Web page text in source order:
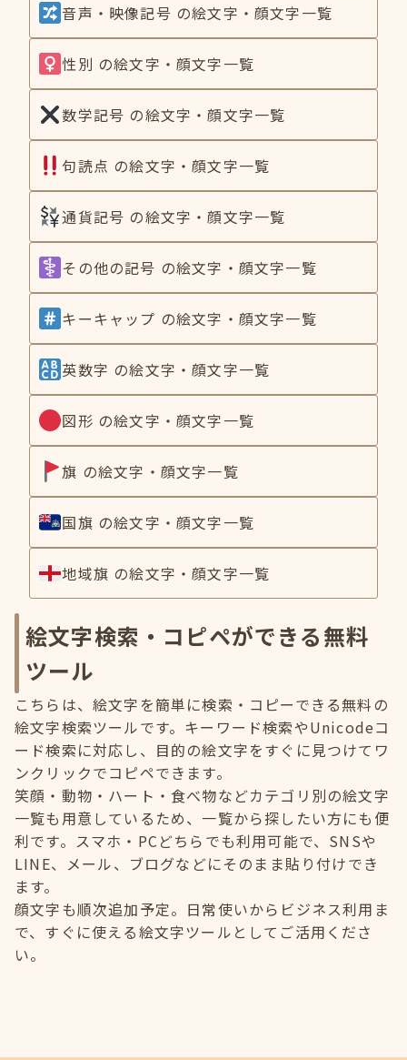
音声・映像記号 の絵文字・顔文字一覧
性別 の絵文字・顔文字一覧
数学記号 の絵文字・顔文字一覧
句読点 の絵文字・顔文字一覧
通貨記号 の絵文字・顔文字一覧
その他の記号 の絵文字・顔文字一覧
キーキャップ の絵文字・顔文字一覧
英数字 の絵文字・顔文字一覧
図形 の絵文字・顔文字一覧
旗 の絵文字・顔文字一覧
国旗 の絵文字・顔文字一覧
地域旗 の絵文字・顔文字一覧
絵文字検索・コピペができる無料
ツール
こちらは、絵文字を簡単に検索・コピーできる無料の
絵文字検索ツールです。キーワード検索やUnicodeコ
ード検索に対応し、目的の絵文字をすぐに見つけてワ
ンクリックでコピペできます。
笑顔・動物・ハート・食べ物などカテゴリ別の絵文字
一覧も用意しているため、一覧から探したい方にも便
利です。スマホ・PCどちらでも利用可能で、SNSや
LINE、メール、ブログなどにそのまま貼り付けでき
ます。
顔文字も順次追加予定。日常使いからビジネス利用ま
で、すぐに使える絵文字ツールとしてご活用くださ
い。